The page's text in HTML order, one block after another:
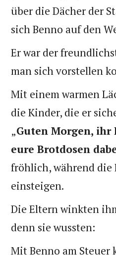
über die Dächer der
sich Benno auf den
Er war der
man sich vorstellen
Mit einem warmen
die Kinder, die er
„Guten Morgen, ihr
eure Brotdosen
fröhlich, während die
einsteigen.
Die Eltern winkten
denn sie wussten:
Mit Benno am Steuer